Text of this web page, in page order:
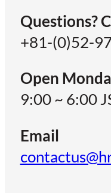
Questions?
+81-(0)52-
Open
9:00 ~ 6:00
Email